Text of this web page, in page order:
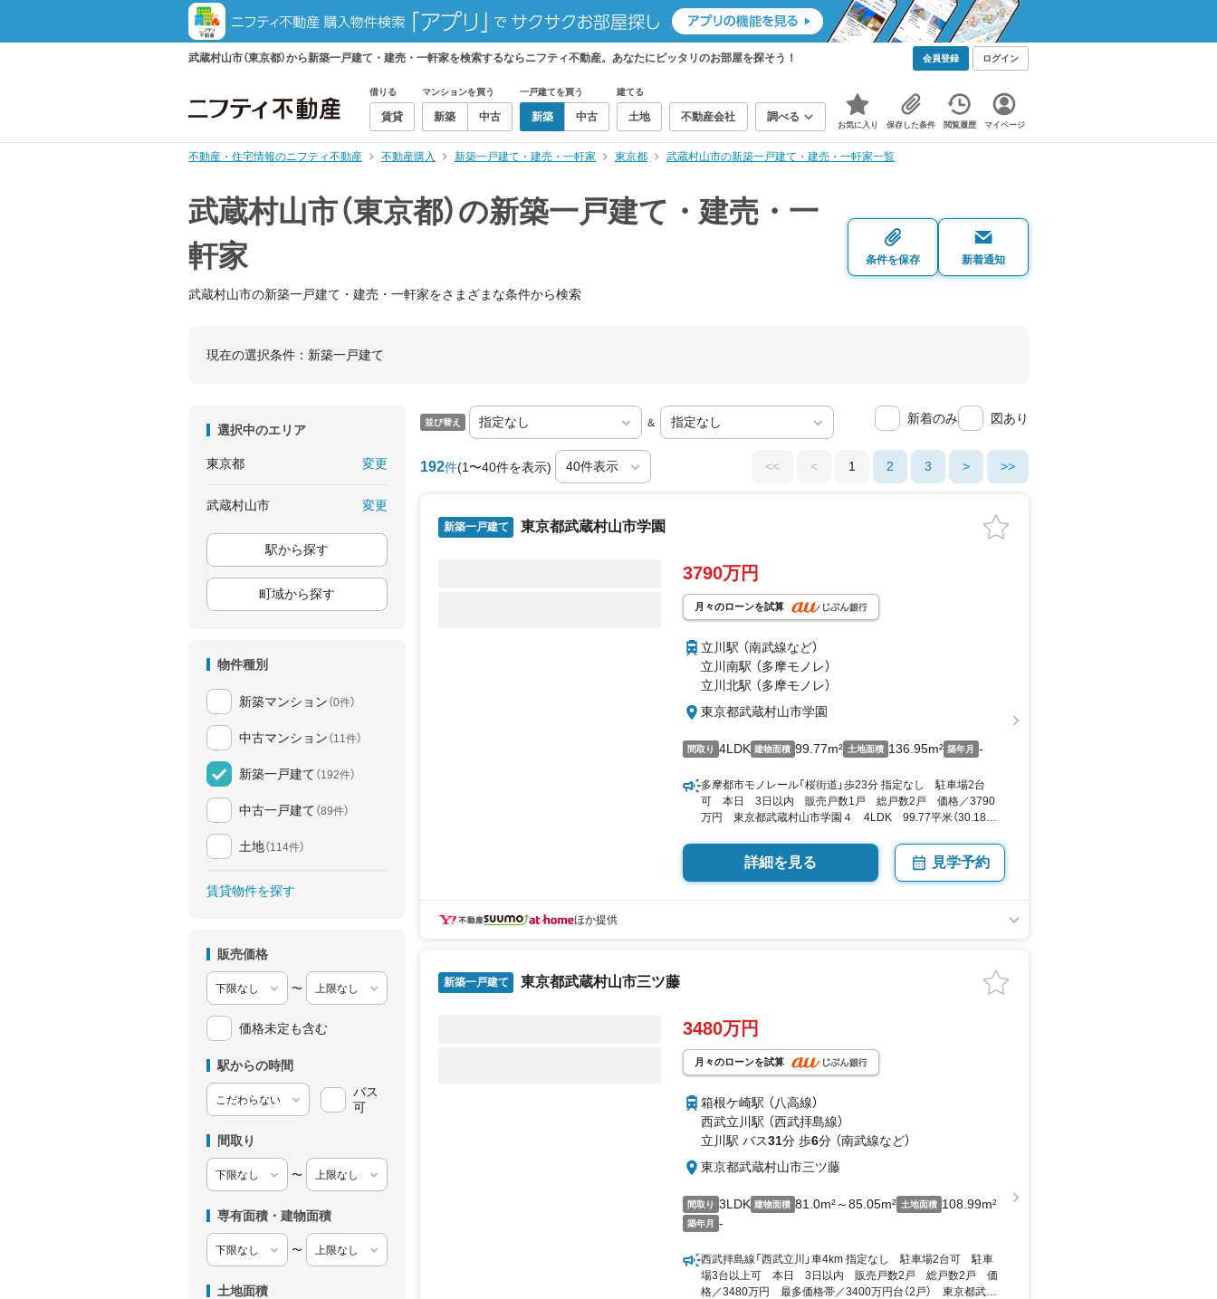
武蔵村山市（東京都）から新築一戸建て・建売・一軒家を検索するならニフティ不動産。あなたにピッタリのお部屋を探そう！ 会員登録 ログイン
借りる
賃貸
マンションを買う
新築 中古
一戸建てを買う
新築 中古
建てる
土地 不動産会社 調べる
お気に入り 保存した条件 閲覧履歴 マイページ
不動産・住宅情報のニフティ不動産 不動産購入 新築一戸建て・建売・一軒家 東京都 武蔵村山市の新築一戸建て・建売・一軒家一覧
武蔵村山市（東京都）の新築一戸建て・建売・一
軒家
武蔵村山市の新築一戸建て・建売・一軒家をさまざまな条件から検索
条件を保存 新着通知
現在の選択条件： 新築一戸建て
選択中のエリア
東京都 変更
武蔵村山市 変更
駅から探す
町域から探す
物件種別
新築マンション （0件）
中古マンション （11件）
新築一戸建て （192件）
中古一戸建て （89件）
土地（114件）
賃貸物件を探す
販売価格
〜
価格未定も含む
駅からの時間
バス
可
間取り
〜
専有面積・建物面積
〜
土地面積
並び替え ＆ 新着のみ 図あり
192件(1〜40件を表示) << < 1 2 3 > >>
新築一戸建て 東京都武蔵村山市学園
3790万円
月々のローンを試算
立川駅 （南武線など）
立川南駅 （多摩モノレ）
立川北駅 （多摩モノレ）
東京都武蔵村山市学園
間取り 4LDK 建物面積 99.77m² 土地面積 136.95m² 築年月 -
多摩都市モノレール「桜街道」歩23分 指定なし 駐車場2台
可 本日 3日以内 販売戸数1戸 総戸数2戸 価格／3790
万円 東京都武蔵村山市学園４ 4LDK 99.77平米（30.18坪）
詳細を見る 見学予約
ほか提供
新築一戸建て 東京都武蔵村山市三ツ藤
3480万円
月々のローンを試算
箱根ケ崎駅 （八高線）
西武立川駅 （西武拝島線）
立川駅 バス31分 歩6分 （南武線など）
東京都武蔵村山市三ツ藤
間取り 3LDK 建物面積 81.0m²～85.05m² 土地面積 108.99m²
築年月 -
西武拝島線「西武立川」車4km 指定なし 駐車場2台可 駐車
場3台以上可 本日 3日以内 販売戸数2戸 総戸数2戸 価
格／3480万円 最多価格帯／3400万円台（2戸） 東京都武蔵